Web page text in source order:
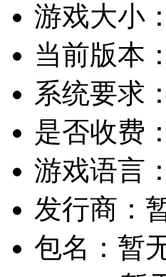
游戏大小：
当前版本：
系统要求：
是否收费：
游戏语言：
发行商：
包名： 暂